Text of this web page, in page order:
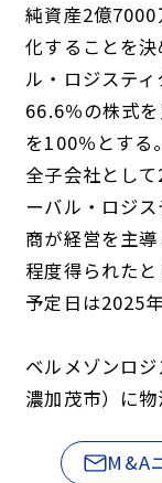
純資産2億7000
化することを
ル・ロジステ
66.6％の株式
を100％とする
全子会社とし
ーバル・ロジ
商が経営を主
程度得られた
予定日は2025
ベルメゾンロ
濃加茂市）に物
M&A